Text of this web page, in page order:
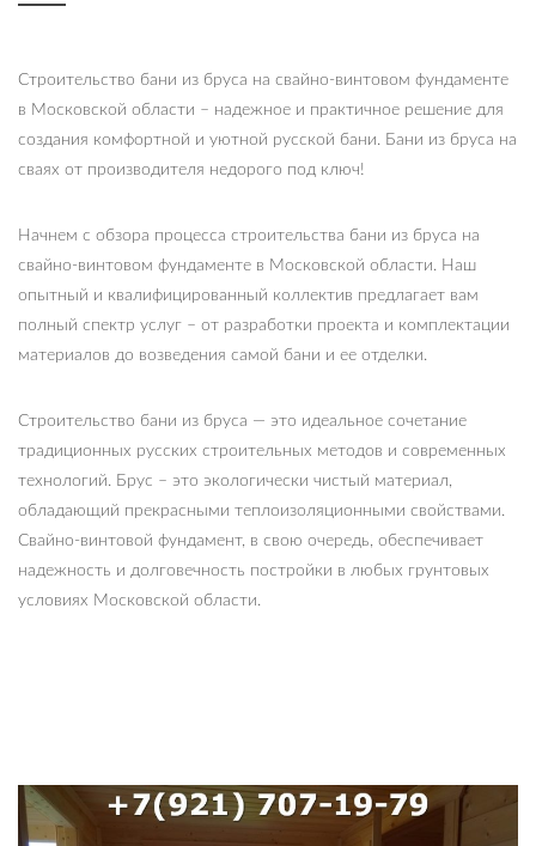
Строительство бани из бруса на свайно-винтовом фундаменте
в Московской области – надежное и практичное решение для
создания комфортной и уютной русской бани. Бани из бруса на
сваях от производителя недорого под ключ!
Начнем с обзора процесса строительства бани из бруса на
свайно-винтовом фундаменте в Московской области. Наш
опытный и квалифицированный коллектив предлагает вам
полный спектр услуг – от разработки проекта и комплектации
материалов до возведения самой бани и ее отделки.
Строительство бани из бруса — это идеальное сочетание
традиционных русских строительных методов и современных
технологий. Брус – это экологически чистый материал,
обладающий прекрасными теплоизоляционными свойствами.
Свайно-винтовой фундамент, в свою очередь, обеспечивает
надежность и долговечность постройки в любых грунтовых
условиях Московской области.